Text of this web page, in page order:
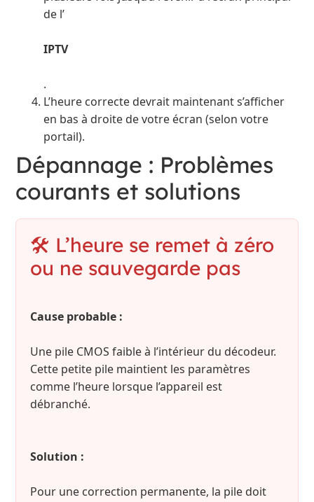
de l’
IPTV
.
L’heure correcte devrait maintenant s’afficher
en bas à droite de votre écran (selon votre
portail).
Dépannage : Problèmes
courants et solutions
🛠 L’heure se remet à zéro
ou ne sauvegarde pas
Cause probable :
Une pile CMOS faible à l’intérieur du décodeur.
Cette petite pile maintient les paramètres
comme l’heure lorsque l’appareil est
débranché.
Solution :
Pour une correction permanente, la pile doit